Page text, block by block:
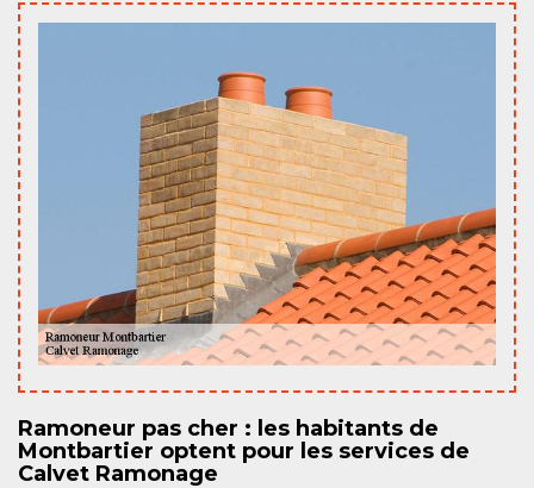
Ramoneur pas cher : les habitants de
Montbartier optent pour les services de
Calvet Ramonage